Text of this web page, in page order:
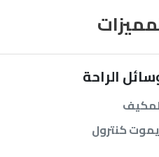
الراحة
كنترول